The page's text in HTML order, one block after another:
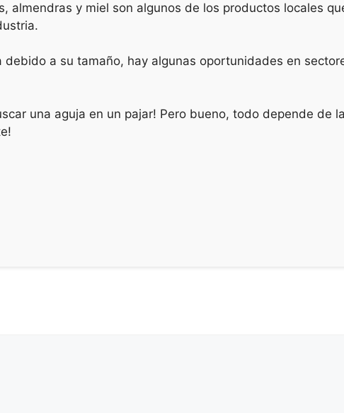
almendras y miel son algunos de los productos locales
a su tamaño, hay algunas oportunidades en
una aguja en un pajar! Pero bueno, todo depende de